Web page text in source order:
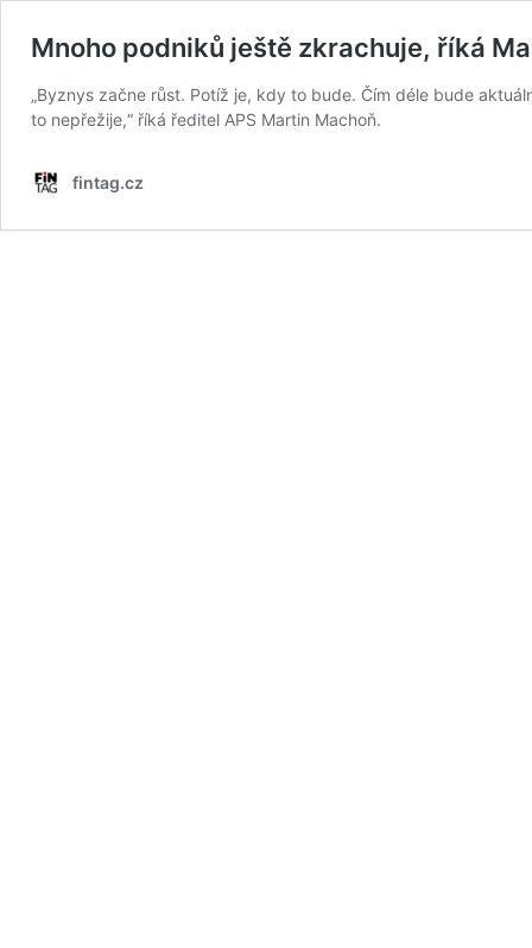
Mnoho podniků ještě zkrachuje, říká
„Byznys začne růst. Potíž je, kdy to bude. Čím déle bude
to nepřežije,“ říká ředitel APS Martin Machoň.
fintag.cz